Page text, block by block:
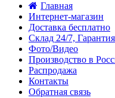
Главная
Интернет-магазин
Доставка бесплатно
Склад 24/7, Гарантия
Фото/Видео
Производство в
Распродажа
Контакты
Обратная связь